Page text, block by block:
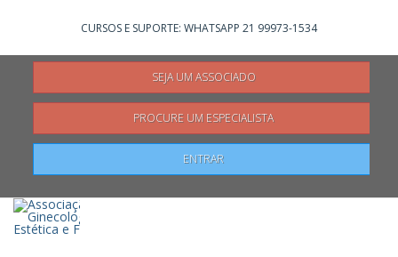
Pesquisar
CURSOS E SUPORTE: WHATSAPP 21 99973-1534
SEJA UM ASSOCIADO
PROCURE UM ESPECIALISTA
ENTRAR